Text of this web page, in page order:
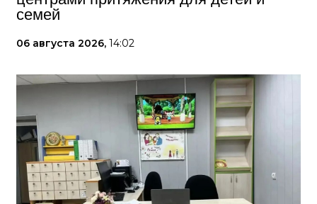
семей
06 августа 2026, 14:02